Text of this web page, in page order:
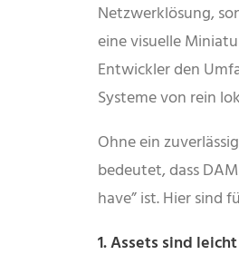
Netzwerklösung,
eine visuelle
Entwickler den
Systeme von rein
Ohne ein
bedeutet, dass
have” ist. Hier sind
1. Assets sind